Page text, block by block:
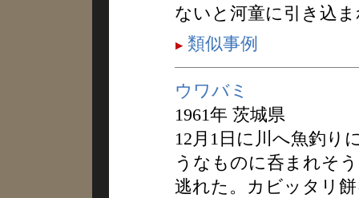
ないと河童に引き込
類似事例
ウワバミ
1961年 茨城県
12月1日に川へ魚釣り
うなものに呑まれそ
逃れた。カビッタリ